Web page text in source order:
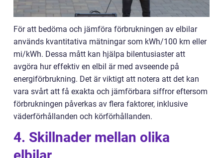
För att bedöma och jämföra förbrukningen av elbilar
används kvantitativa mätningar som kWh/100 km eller
mi/kWh. Dessa mått kan hjälpa bilentusiaster att
avgöra hur effektiv en elbil är med avseende på
energiförbrukning. Det är viktigt att notera att det kan
vara svårt att få exakta och jämförbara siffror eftersom
förbrukningen påverkas av flera faktorer, inklusive
väderförhållanden och körförhållanden.
4. Skillnader mellan olika